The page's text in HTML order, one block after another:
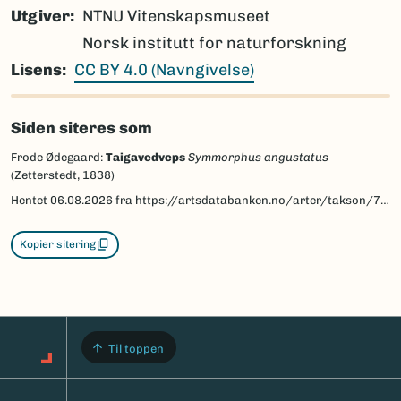
Utgiver
NTNU Vitenskapsmuseet
Norsk institutt for naturforskning
Lisens
CC BY 4.0 (Navngivelse)
Siden siteres som
Frode Ødegaard: Taigavedveps Symmorphus angustatus
(Zetterstedt, 1838)
Hentet 06.08.2026 fra https://artsdatabanken.no/arter/takson/77499/beskrivelse
Kopier sitering
Til toppen